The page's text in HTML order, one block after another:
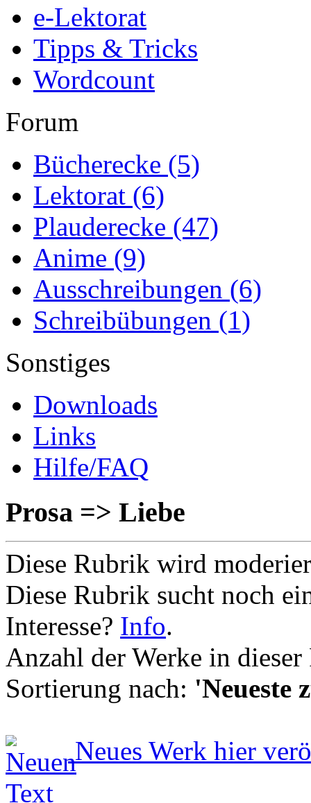
e-Lektorat
Tipps & Tricks
Wordcount
Forum
Bücherecke (5)
Lektorat (6)
Plauderecke (47)
Anime (9)
Ausschreibungen (6)
Schreibübungen (1)
Sonstiges
Downloads
Links
Hilfe/FAQ
Prosa => Liebe
Diese Rubrik wird
Diese Rubrik sucht noch
Interesse? Info.
Anzahl der Werke in
Sortierung nach: 'Neueste
Neues Werk hier